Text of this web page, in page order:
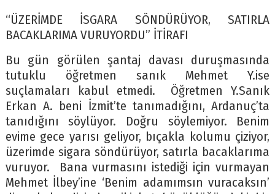
“ÜZERİMDE İSGARA SÖNDÜRÜYOR, SATIRLA
BACAKLARIMA VURUYORDU” İTİRAFI
Bu gün görülen şantaj davası duruşmasında
tutuklu öğretmen sanık Mehmet Y.ise
suçlamaları kabul etmedi. Öğretmen Y.Sanık
Erkan A. beni İzmit’te tanımadığını, Ardanuç’ta
tanıdığını söylüyor. Doğru söylemiyor. Benim
evime gece yarısı geliyor, bıçakla kolumu çiziyor,
üzerimde sigara söndürüyor, satırla bacaklarıma
vuruyor. Bana vurmasını istediği için vurmayan
Mehmet İlbey’ine ‘Benim adamımsın vuracaksın’